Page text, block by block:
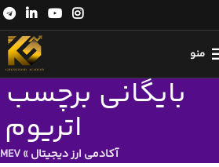
منو
اتریوم
آکادمی ارز دیجیتال»MEV اتریوم